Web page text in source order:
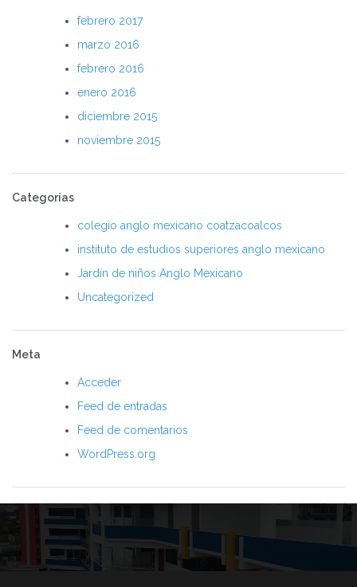
febrero 2017
marzo 2016
febrero 2016
enero 2016
diciembre 2015
noviembre 2015
Categorías
colegio anglo mexicano coatzacoalcos
instituto de estudios superiores anglo mexicano
Jardín de niños Anglo Mexicano
Uncategorized
Meta
Acceder
Feed de entradas
Feed de comentarios
WordPress.org